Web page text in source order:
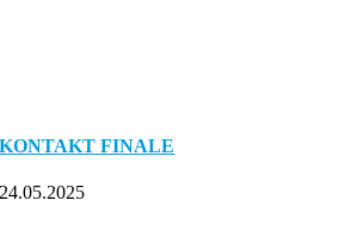
KONTAKT FINALE
24.05.2025